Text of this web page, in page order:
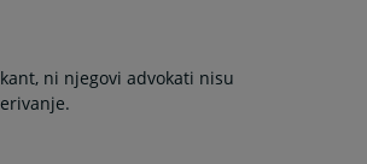
interact
with
ni njegovi advokati nisu